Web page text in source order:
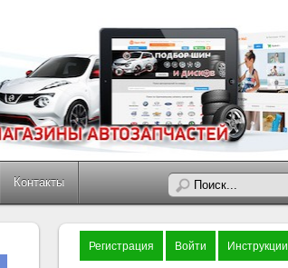
Контакты
Регистрация Войти Инструкции